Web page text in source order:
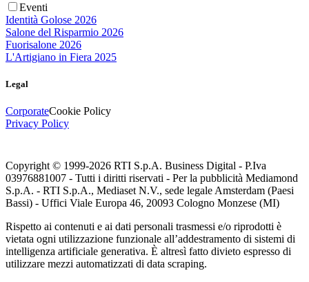
Eventi
Identità Golose 2026
Salone del Risparmio 2026
Fuorisalone 2026
L'Artigiano in Fiera 2025
Legal
CorporateCookie Policy
Privacy Policy
Copyright © 1999-2026 RTI S.p.A. Business Digital - P.Iva
03976881007 - Tutti i diritti riservati - Per la pubblicità Mediamond
S.p.A. - RTI S.p.A., Mediaset N.V., sede legale Amsterdam (Paesi
Bassi) - Uffici Viale Europa 46, 20093 Cologno Monzese (MI)
Rispetto ai contenuti e ai dati personali trasmessi e/o riprodotti è
vietata ogni utilizzazione funzionale all’addestramento di sistemi di
intelligenza artificiale generativa. È altresì fatto divieto espresso di
utilizzare mezzi automatizzati di data scraping.